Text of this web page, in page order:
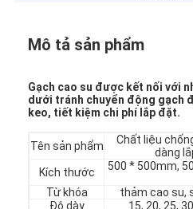
Mô tả sản phẩm
Gạch cao su được kết nối với
dưới tránh chuyển động gạch
keo, tiết kiệm chi phí lắp đặt.
Tên sản phẩm
Chất liệu
dàng
Kích thước
500 * 500mm,
Từ khóa
thảm cao su,
Độ dày
15, 20, 25,